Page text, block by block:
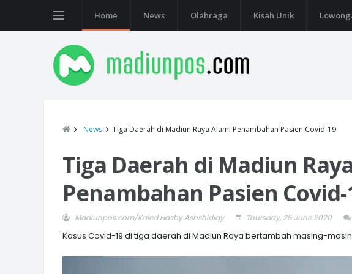
Home News Olahraga Kisah Unik
News Tiga Daerah di Madiun Raya Alami Penambahan Pasien Covid-19
Tiga Daerah di Madiun
Penambahan Pasien Covid-
Madiunpos.com/Kaled Hasby Ashshidiqy Thursday, 25 June 2020
Kasus Covid-19 di tiga daerah di Madiun Raya bertambah masing-